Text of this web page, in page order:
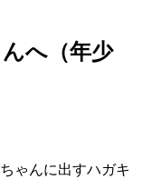
へ（年少
ゃんに出すハガキ